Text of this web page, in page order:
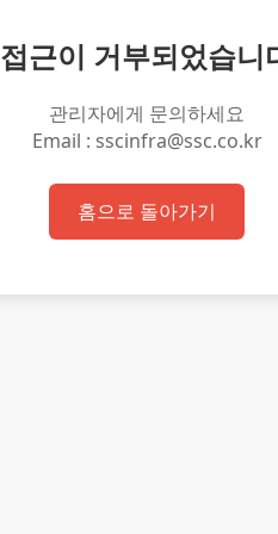
접근이 거부되었습니
관리자에게 문의하세요
Email : sscinfra@ssc.co.kr
홈으로 돌아가기